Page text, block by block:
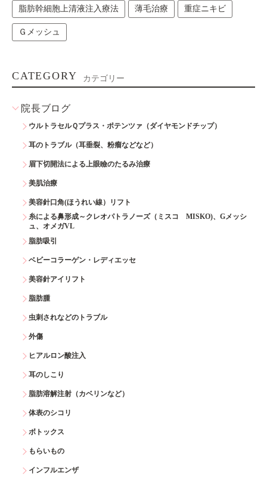
脂肪幹細胞上清液注入療法 薄毛治療 重症ニキビ
Ｇメッシュ
CATEGORY カテゴリー
院長ブログ
ウルトラセルＱプラス・ポテンツァ（ダイヤモンドチップ）
耳のトラブル（耳垂裂、粉瘤などなど）
眉下切開法による上眼瞼のたるみ治療
美肌治療
美容針口角(ほうれい線）リフト
糸による鼻形成～クレオパトラノーズ（ミスコ MISKO)、Gメッシ
ュ、オメガVL
脂肪吸引
ベビーコラーゲン・レディエッセ
美容針アイリフト
脂肪腫
虫刺されなどのトラブル
外傷
ヒアルロン酸注入
耳のしこり
脂肪溶解注射（カベリンなど）
体表のシコリ
ボトックス
もらいもの
インフルエンザ